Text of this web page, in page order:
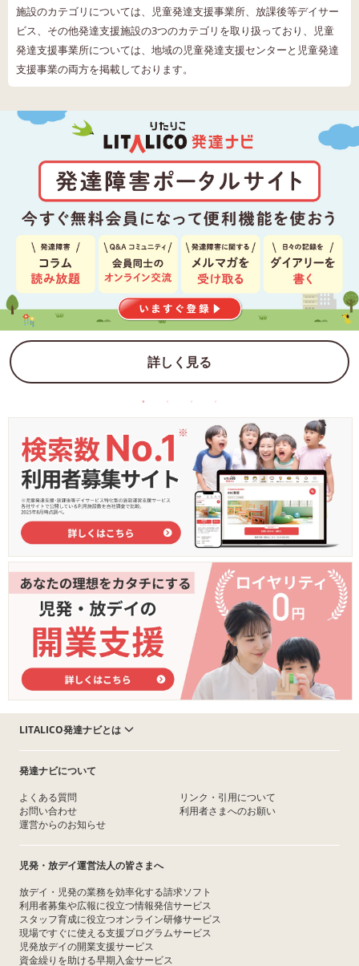
施設のカテゴリについては、児童発達支援事業所、放課後等デイサー
ビス、その他発達支援施設の3つのカテゴリを取り扱っており、児童
発達支援事業所については、地域の児童発達支援センターと児童発達
支援事業の両方を掲載しております。
詳しく見る
LITALICO発達ナビとは
発達ナビについて
よくある質問
お問い合わせ
運営からのお知らせ
リンク・引用について
利用者さまへのお願い
児発・放デイ運営法人の皆さまへ
放デイ・児発の業務を効率化する請求ソフト
利用者募集や広報に役立つ情報発信サービス
スタッフ育成に役立つオンライン研修サービス
現場ですぐに使える支援プログラムサービス
児発放デイの開業支援サービス
資金繰りを助ける早期入金サービス